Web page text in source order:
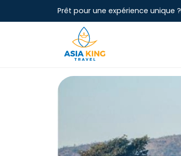
Prêt pour une expérience unique ?